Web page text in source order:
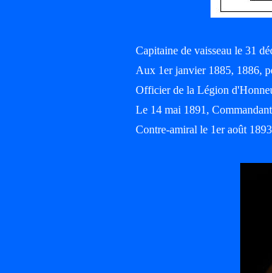
Capitaine de vaisseau le 31
Aux 1er janvier 1885, 1886,
Officier de la Légion
Le 14 mai 1891,
Contre-amiral le 1er août